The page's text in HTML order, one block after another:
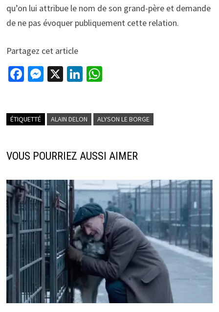
qu’on lui attribue le nom de son grand-père et demande
de ne pas évoquer publiquement cette relation.
Partagez cet article
Fa
o
k
M
n
r
X Li
dI
W
sA
p
ÉTIQUETTÉ ALAIN DELON ALYSON LE BORGE
VOUS POURRIEZ AUSSI AIMER